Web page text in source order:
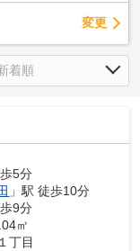
変更
5分
」駅 徒歩10分
9分
㎡
１丁目